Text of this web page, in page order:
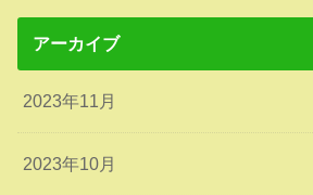
アーカイブ
2023年11月
2023年10月